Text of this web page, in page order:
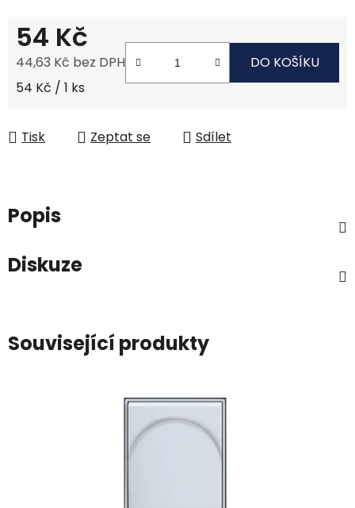
54 Kč
44,63 Kč bez DPH
Měrná cena:
54 Kč / 1 ks
DO KOŠÍKU
Tisk Zeptat se Sdílet
Popis
Diskuze
Související produkty